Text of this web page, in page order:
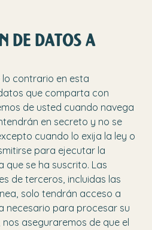
DE DATOS A
lo contrario en esta
que comparta con
de usted cuando navega
en secreto y no se
cuando lo exija la ley o
para ejecutar la
se ha suscrito. Las
de terceros, incluidas las
solo tendrán acceso a
necesario para procesar su
aseguraremos de que el